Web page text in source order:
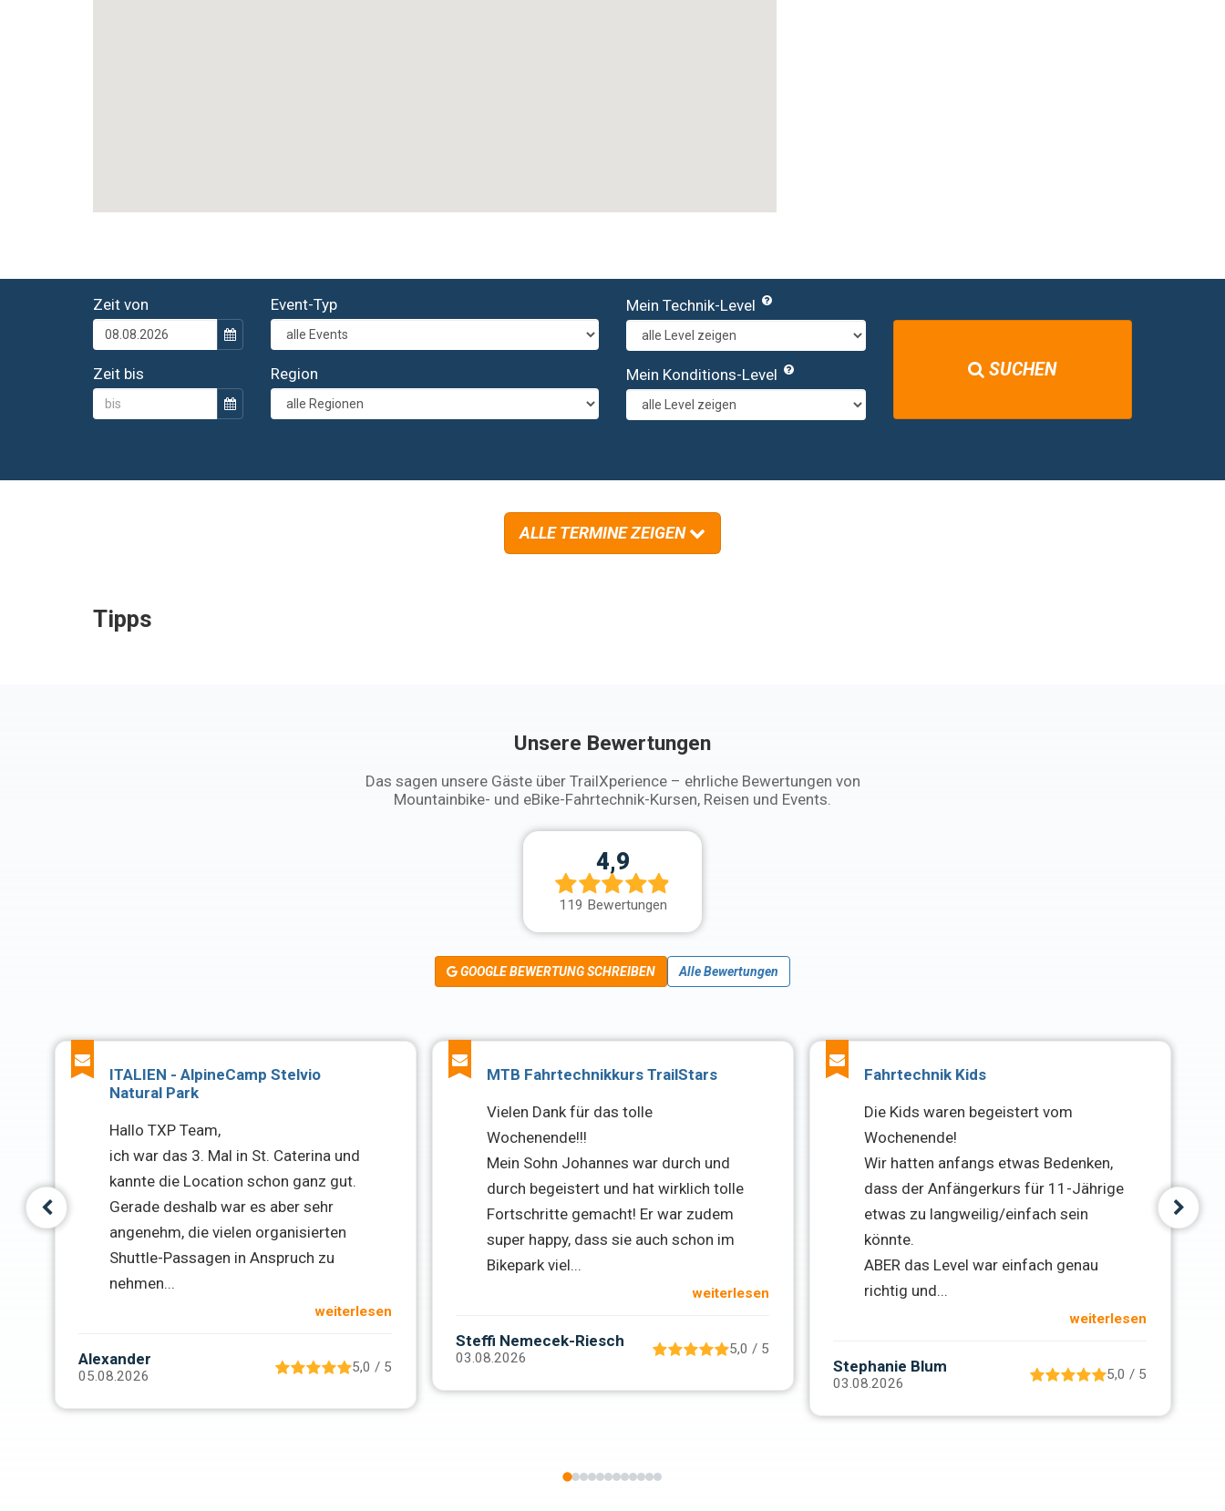
Zeit von
Zeit bis
Event-Typ
Region
Mein Technik-Level
Mein Konditions-Level SUCHEN
ALLE TERMINE ZEIGEN
Tipps
Unsere Bewertungen
Das sagen unsere Gäste über TrailXperience – ehrliche Bewertungen von
Mountainbike- und eBike-Fahrtechnik-Kursen, Reisen und Events.
4,9
119 Bewertungen
GOOGLE BEWERTUNG SCHREIBEN Alle Bewertungen
ITALIEN - AlpineCamp Stelvio
Natural Park
Hallo TXP Team,
ich war das 3. Mal in St. Caterina und
kannte die Location schon ganz gut.
Gerade deshalb war es aber sehr
angenehm, die vielen organisierten
Shuttle-Passagen in Anspruch zu
nehmen...
weiterlesen
Alexander
05.08.2026
5,0 / 5
MTB Fahrtechnikkurs TrailStars
Vielen Dank für das tolle
Wochenende!!!
Mein Sohn Johannes war durch und
durch begeistert und hat wirklich tolle
Fortschritte gemacht! Er war zudem
super happy, dass sie auch schon im
Bikepark viel...
weiterlesen
Steffi Nemecek-Riesch
03.08.2026
5,0 / 5
Fahrtechnik Kids
Die Kids waren begeistert vom
Wochenende!
Wir hatten anfangs etwas Bedenken,
dass der Anfängerkurs für 11-Jährige
etwas zu langweilig/einfach sein
könnte.
ABER das Level war einfach genau
richtig und...
weiterlesen
Stephanie Blum
03.08.2026
5,0 / 5